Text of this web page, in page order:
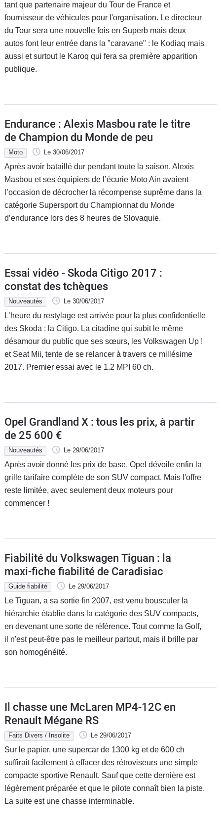
tant que partenaire majeur du Tour de France et
fournisseur de véhicules pour l'organisation. Le directeur
du Tour sera une nouvelle fois en Superb mais deux
autos font leur entrée dans la "caravane" : le Kodiaq mais
aussi et surtout le Karoq qui fera sa première apparition
publique.
Endurance : Alexis Masbou rate le titre
de Champion du Monde de peu
Moto Le 30/06/2017
Après avoir bataillé dur pendant toute la saison, Alexis
Masbou et ses équipiers de l’écurie Moto Ain avaient
l’occasion de décrocher la récompense suprême dans la
catégorie Supersport du Championnat du Monde
d’endurance lors des 8 heures de Slovaquie.
Essai vidéo - Skoda Citigo 2017 :
constat des tchèques
Nouveautés Le 30/06/2017
L’heure du restylage est arrivée pour la plus confidentielle
des Skoda : la Citigo. La citadine qui subit le même
désamour du public que ses sœurs, les Volkswagen Up !
et Seat Mii, tente de se relancer à travers ce millésime
2017. Premier essai avec le 1.2 MPI 60 ch.
Opel Grandland X : tous les prix, à partir
de 25 600 €
Nouveautés Le 29/06/2017
Après avoir donné les prix de base, Opel dévoile enfin la
grille tarifaire complète de son SUV compact. Mais l'offre
reste limitée, avec seulement deux moteurs pour
commencer !
Fiabilité du Volkswagen Tiguan : la
maxi-fiche fiabilité de Caradisiac
Guide fiabilité Le 29/06/2017
Le Tiguan, a sa sortie fin 2007, est venu bousculer la
hiérarchie établie dans la catégorie des SUV compacts,
en devenant une sorte de référence. Tout comme la Golf,
il n'est peut-être pas le meilleur partout, mais il brille par
son homogénéité.
Il chasse une McLaren MP4-12C en
Renault Mégane RS
Faits Divers / Insolite Le 29/06/2017
Sur le papier, une supercar de 1300 kg et de 600 ch
suffirait facilement à effacer des rétroviseurs une simple
compacte sportive Renault. Sauf que cette dernière est
légèrement préparée et que le pilote connaît bien la piste.
La suite est une chasse interminable.